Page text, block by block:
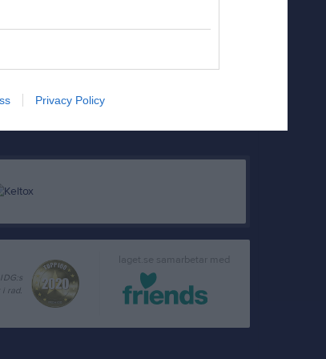
Privacy Policy
laget.se samarbetar med
i rad.